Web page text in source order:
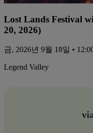
Lost Lands Festival
20, 2026)
금, 2026년 9월 18일 •
Legend Valley